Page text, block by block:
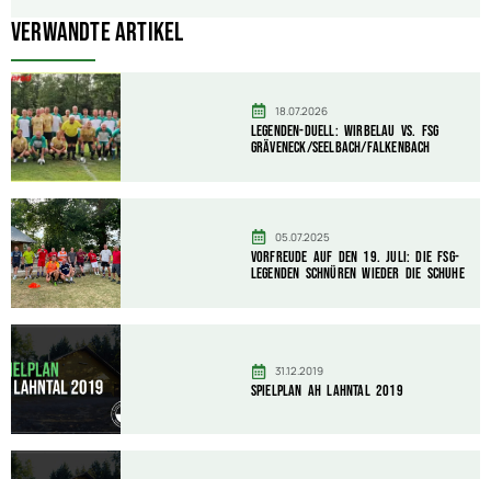
Verwandte Artikel
18.07.2026
Legenden-Duell: Wirbelau vs. FSG
Gräveneck/Seelbach/Falkenbach
05.07.2025
Vorfreude auf den 19. Juli: Die FSG-
Legenden schnüren wieder die Schuhe
31.12.2019
Spielplan AH Lahntal 2019